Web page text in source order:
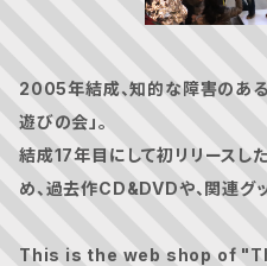
2005年結成、知的な障害のある
遊びの会」。
結成17年目にして初リリースし
め、過去作CD&DVDや、関連グ
This is the web shop of